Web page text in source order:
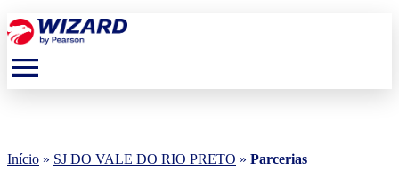
menu
Início » SJ DO VALE DO RIO PRETO » Parcerias